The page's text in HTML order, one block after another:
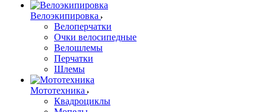
Велоэкипировка
Велоперчатки
Очки велосипедные
Велошлемы
Перчатки
Шлемы
Мототехника
Квадроциклы